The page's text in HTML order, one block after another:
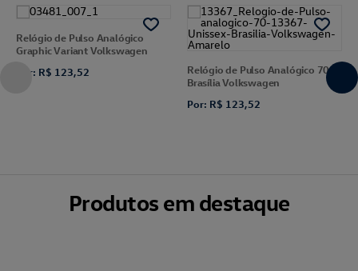
Relógio de Pulso Analógico
Graphic Variant Volkswagen
Por: R$ 123,52
Relógio de Pulso Analógico 70
Brasília Volkswagen
Por: R$ 123,52
Produtos em destaque